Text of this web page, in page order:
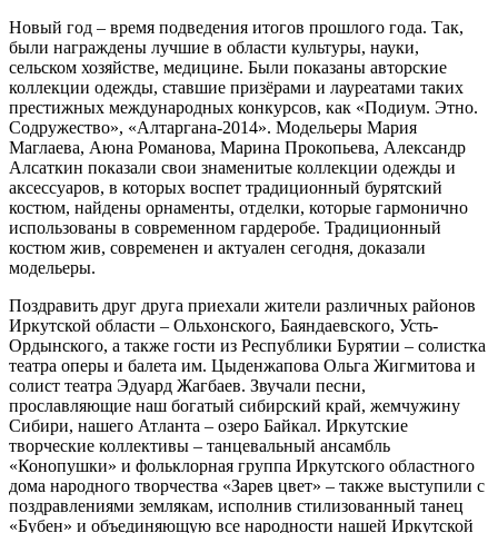
Новый год – время подведения итогов прошлого года. Так,
были награждены лучшие в области культуры, науки,
сельском хозяйстве, медицине. Были показаны авторские
коллекции одежды, ставшие призёрами и лауреатами таких
престижных международных конкурсов, как «Подиум. Этно.
Содружество», «Алтаргана-2014». Модельеры Мария
Маглаева, Аюна Романова, Марина Прокопьева, Александр
Алсаткин показали свои знаменитые коллекции одежды и
аксессуаров, в которых воспет традиционный бурятский
костюм, найдены орнаменты, отделки, которые гармонично
использованы в современном гардеробе. Традиционный
костюм жив, современен и актуален сегодня, доказали
модельеры.
Поздравить друг друга приехали жители различных районов
Иркутской области – Ольхонского, Баяндаевского, Усть-
Ордынского, а также гости из Республики Бурятии – солистка
театра оперы и балета им. Цыденжапова Ольга Жигмитова и
солист театра Эдуард Жагбаев. Звучали песни,
прославляющие наш богатый сибирский край, жемчужину
Сибири, нашего Атланта – озеро Байкал. Иркутские
творческие коллективы – танцевальный ансамбль
«Конопушки» и фольклорная группа Иркутского областного
дома народного творчества «Зарев цвет» – также выступили с
поздравлениями землякам, исполнив стилизованный танец
«Бубен» и объединяющую все народности нашей Иркутской